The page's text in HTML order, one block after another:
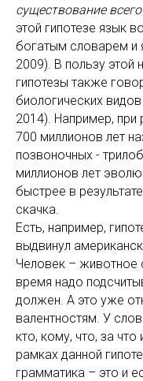
существование
этой гипотезе язык
богатым словарем и
2009). В пользу этой
гипотезы также
биологических
2014). Например, при
700 миллионов лет
позвоночных -
миллионов лет
быстрее в
скачка.
Есть, например,
выдвинул
Человек – животное
время надо
должен. А это уже
валентностям. У
кто, кому, что, за
рамках данной
грамматика – это и